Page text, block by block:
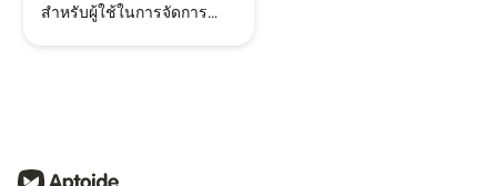
สำหรับผู้ใช้ในการจัดการ